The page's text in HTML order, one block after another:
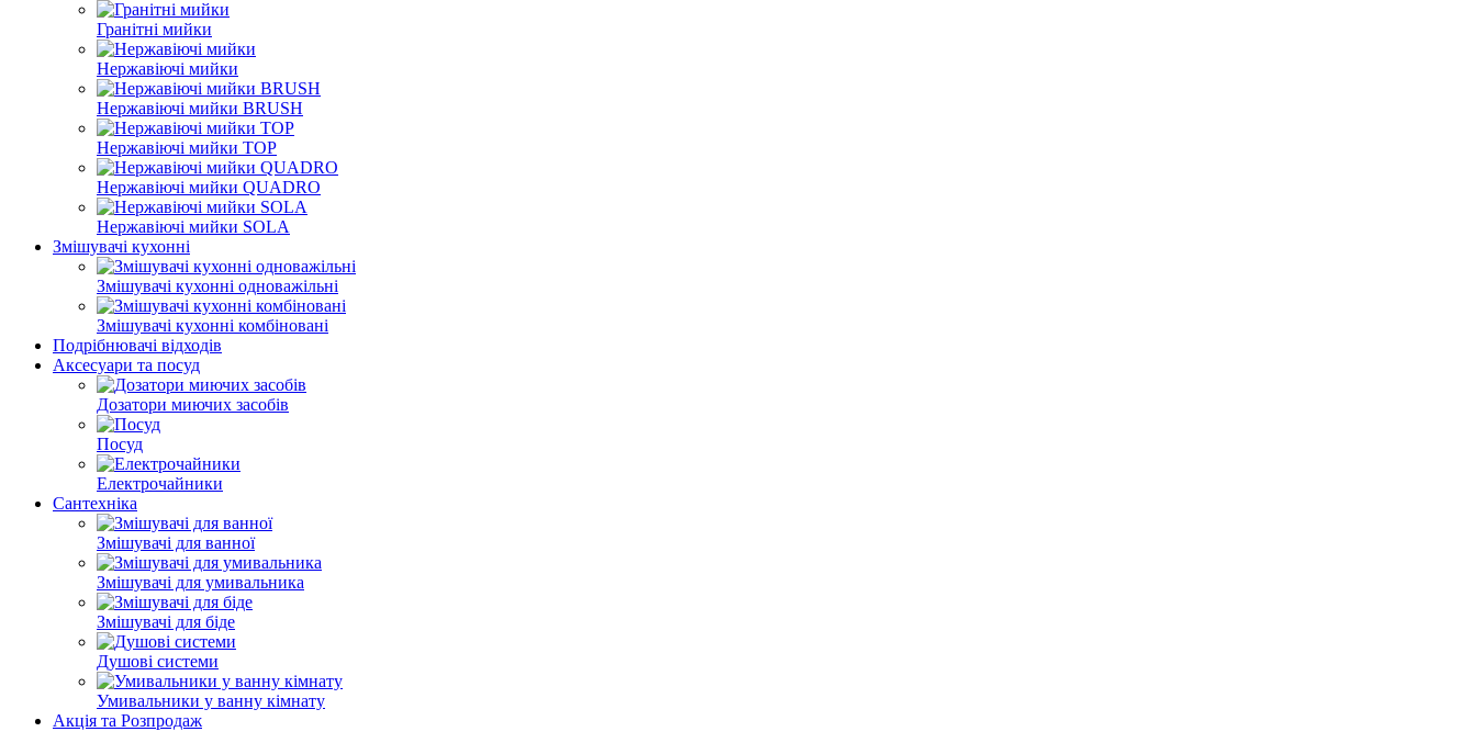
Гранітні мийки
Нержавіючі мийки
Нержавіючі мийки BRUSH
Нержавіючі мийки TOP
Нержавіючі мийки QUADRO
Нержавіючі мийки SOLA
Змішувачі кухонні
Змішувачі кухонні одноважільні
Змішувачі кухонні комбіновані
Подрібнювачі відходів
Аксесуари та посуд
Дозатори миючих засобів
Посуд
Електрочайники
Сантехніка
Змішувачі для ванної
Змішувачі для умивальника
Змішувачі для біде
Душові системи
Умивальники у ванну кімнату
Акція та Розпродаж